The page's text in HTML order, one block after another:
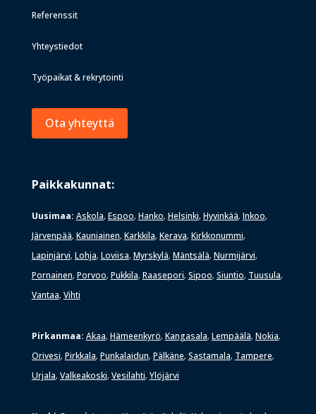
Referenssit
Yhteystiedot
Työpaikat & rekrytointi
Ota yhteyttä
Paikkakunnat:
Uusimaa: Askola, Espoo, Hanko, Helsinki, Hyvinkää, Inkoo,
Järvenpää, Kauniainen, Karkkila, Kerava, Kirkkonummi,
Lapinjärvi, Lohja, Loviisa, Myrskylä, Mäntsälä, Nurmijärvi,
Pornainen, Porvoo, Pukkila, Raasepori, Sipoo, Siuntio, Tuusula,
Vantaa, Vihti
Pirkanmaa: Akaa, Hämeenkyrö, Kangasala, Lempäälä, Nokia,
Orivesi, Pirkkala, Punkalaidun, Pälkäne, Sastamala, Tampere,
Urjala, Valkeakoski, Vesilahti, Ylöjärvi